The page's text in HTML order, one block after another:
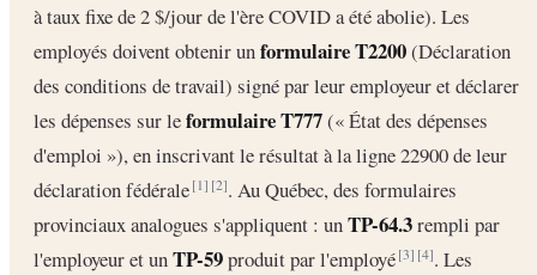
à taux fixe de 2 $/jour de l'ère COVID a été abolie). Les
employés doivent obtenir unformulaire T2200(Déclaration
des conditions de travail) signé par leur employeur et déclarer
les dépenses sur leformulaire T777(« État des dépenses
d'emploi »), en inscrivant le résultat à la ligne 22900 de leur
déclaration fédérale[1] [2]. Au Québec, des formulaires
provinciaux analogues s'appliquent : unTP-64.3rempli par
l'employeur et unTP-59produit par l'employé[3] [4]. Les